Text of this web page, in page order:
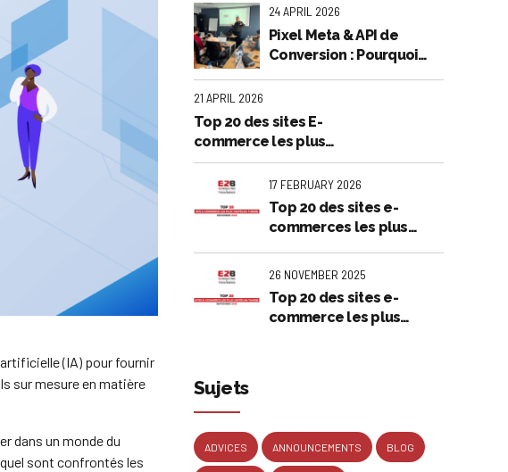
(IA) pour fournir
sur mesure en matière
dans un monde du
sont confrontés les
Publicité Rentable
24 APRIL 2026
Pixel Meta & API de
Conversion : Pourquoi
l'arrêter
21 APRIL 2026
Top 20 des sites E-
commerce les plus
visités en Tunisie :
Analyse exclusive - Mars
17 FEBRUARY 2026
Top 20 des sites e-
commerces les plus
Décembre 2025
26 NOVEMBER 2025
Top 20 des sites e-
commerce les plus
Sujets
ADVICES ANNOUNCEMENTS BLOG